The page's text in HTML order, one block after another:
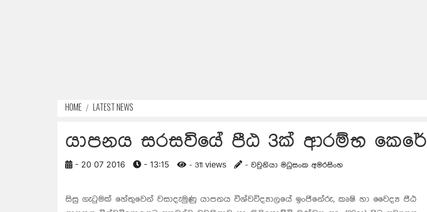
HOME LATEST NEWS
යාපනය සරසවියේ පීඨ 3ක් ආරම්භ කෙරේ
- 20 07 2016 - 13:15 - 311 views - වවුනියා මධුසංක අමරසිංහ
සිසු ගැටුමක් හේතුවෙන් වසාදැමුණු යාපනය විශ්වවිද්‍යාලයේ ඉංජිනේරු, කෘෂි හා වෛද්‍ය පීඨ